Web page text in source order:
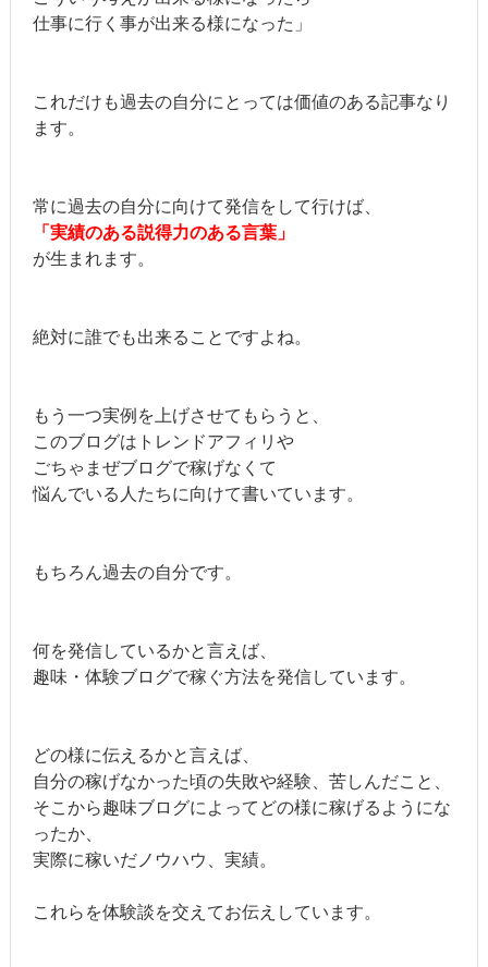
仕事に行く事が出来る様になった」
これだけも過去の自分にとっては価値のある記事なり
ます。
常に過去の自分に向けて発信をして行けば、
「実績のある説得力のある言葉」
が生まれます。
絶対に誰でも出来ることですよね。
もう一つ実例を上げさせてもらうと、
このブログはトレンドアフィリや
ごちゃまぜブログで稼げなくて
悩んでいる人たちに向けて書いています。
もちろん過去の自分です。
何を発信しているかと言えば、
趣味・体験ブログで稼ぐ方法を発信しています。
どの様に伝えるかと言えば、
自分の稼げなかった頃の失敗や経験、苦しんだこと、
そこから趣味ブログによってどの様に稼げるようにな
ったか、
実際に稼いだノウハウ、実績。
これらを体験談を交えてお伝えしています。